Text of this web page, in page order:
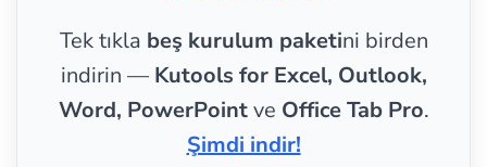
Tek tıkla beş kurulum paketini birden
indirin — Kutools for Excel, Outlook,
Word, PowerPointve Office Tab Pro.
Şimdi indir!